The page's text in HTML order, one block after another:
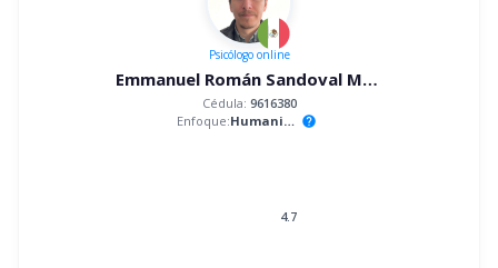
Psicólogoonline
Emmanuel Román Sandoval Mandujano
Cédula: 9616380
Enfoque:
Humanista help
4.7